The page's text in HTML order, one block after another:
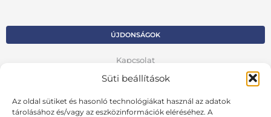
Süti beállítások
Az oldal sütiket és hasonló technológiákat használ az adatok
tárolásához és/vagy az eszközinformációk eléréséhez. A
ÚJDONSÁGOK
Kapcsolat
Kosár
Fiók